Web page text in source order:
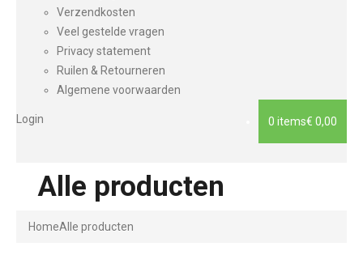
Verzendkosten
Veel gestelde vragen
Privacy statement
Ruilen & Retourneren
Algemene voorwaarden
0 items€ 0,00
Login
Alle producten
HomeAlle producten